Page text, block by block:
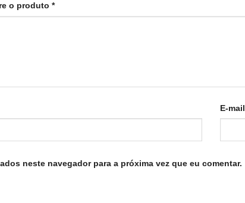
o produto *
E-mail
neste navegador para a próxima vez que eu comentar.